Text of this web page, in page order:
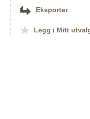
Eksporter
Legg i Mitt